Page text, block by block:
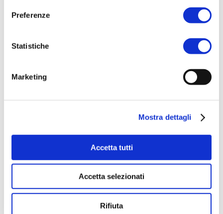
Preferenze
Statistiche
Marketing
Mostra dettagli
Accetta tutti
Accetta selezionati
Rifiuta
DOLCE & MANIA | SYMPHONIE
EXFOLIANTIG SHOWER GEL
ACQUISTA PRODOTTO
DOLCE & MANIA | MELA VERDE